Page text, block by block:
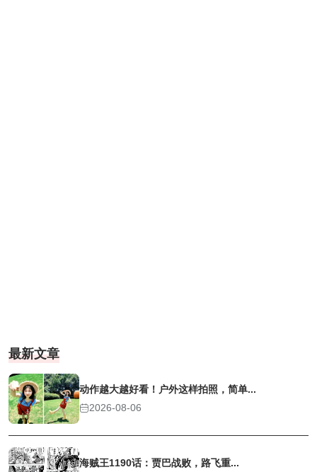
最新文章
动作越大越好看！户外这样拍照，简单...
2026-08-06
海贼王1190话：贾巴战败，路飞重...